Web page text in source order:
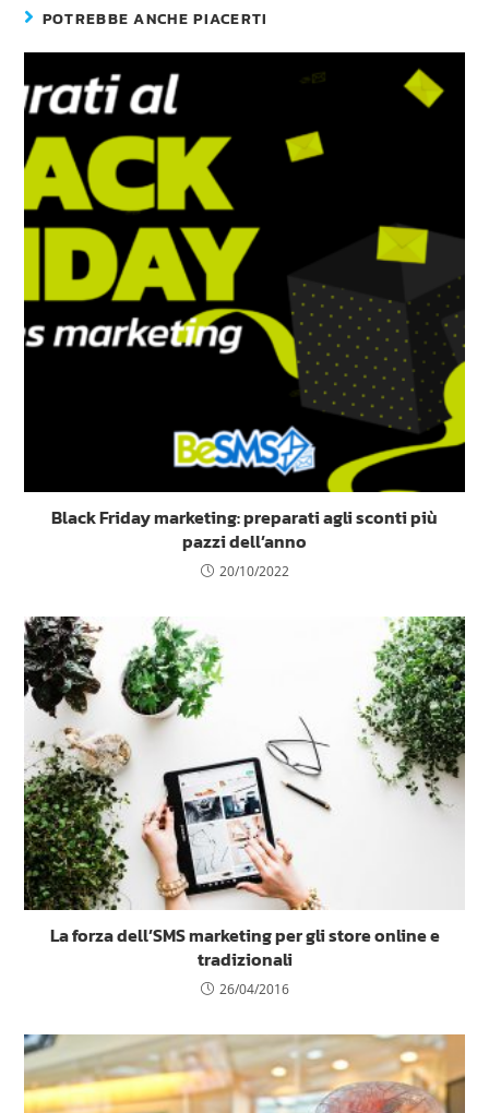
POTREBBE ANCHE PIACERTI
Black Friday marketing: preparati agli sconti più
pazzi dell’anno
20/10/2022
La forza dell’SMS marketing per gli store online e
tradizionali
26/04/2016